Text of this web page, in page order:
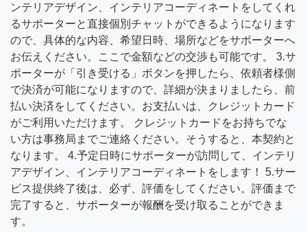
ンテリアデザイン、インテリアコーディネートをしてくれ
るサポーターと直接個別チャットができるようになります
ので、具体的な内容、希望日時、場所などをサポーターへ
お伝えください。ここで金額などの交渉も可能です。 3.サ
ポーターが「引き受ける」ボタンを押したら、依頼者様側
で決済が可能になりますので、詳細が決まりましたら、前
払い決済をしてください。お支払いは、クレジットカード
がご利用いただけます。 クレジットカードをお持ちでな
い方は事務局までご連絡ください。そうすると、本契約と
なります。 4.予定日時にサポーターが訪問して、インテリ
アデザイン、インテリアコーディネートをします！ 5.サー
ビス提供終了後は、必ず、評価をしてください。評価まで
完了すると、サポーターが報酬を受け取ることができま
す。